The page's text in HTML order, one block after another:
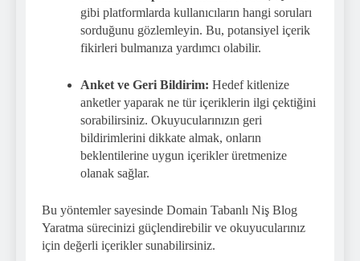
gibi platformlarda kullanıcıların hangi soruları
sorduğunu gözlemleyin. Bu, potansiyel içerik
fikirleri bulmanıza yardımcı olabilir.
Anket ve Geri Bildirim: Hedef kitlenize
anketler yaparak ne tür içeriklerin ilgi çektiğini
sorabilirsiniz. Okuyucularınızın geri
bildirimlerini dikkate almak, onların
beklentilerine uygun içerikler üretmenize
olanak sağlar.
Bu yöntemler sayesinde Domain Tabanlı Niş Blog
Yaratma sürecinizi güçlendirebilir ve okuyucularınız
için değerli içerikler sunabilirsiniz.